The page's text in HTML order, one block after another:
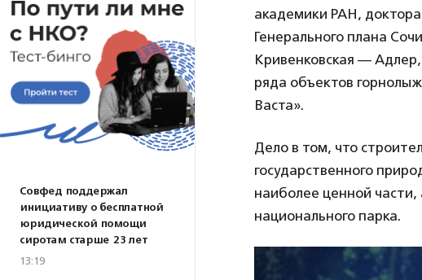
Совфед поддержал
инициативу о бесплатной
юридической помощи
сиротам старше 23 лет
13:19
академики РАН,
Генерального плана
Кривенковская —
ряда объектов
Васта».
Дело в том, что
государственного
наиболее ценной
национального парка.